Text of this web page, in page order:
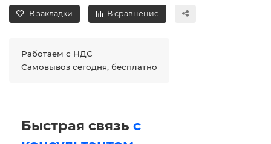
В закладки В сравнение
Работаем с НДС
Самовывоз сегодня, бесплатно
Быстрая связь с